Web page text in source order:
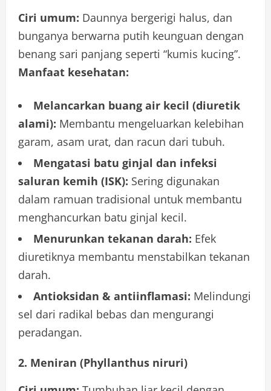
Ciri umum: Daunnya bergerigi halus, dan
bunganya berwarna putih keunguan dengan
benang sari panjang seperti “kumis kucing”.
Manfaat kesehatan:
Melancarkan buang air kecil (diuretik
alami): Membantu mengeluarkan kelebihan
garam, asam urat, dan racun dari tubuh.
Mengatasi batu ginjal dan infeksi
saluran kemih (ISK): Sering digunakan
dalam ramuan tradisional untuk membantu
menghancurkan batu ginjal kecil.
Menurunkan tekanan darah: Efek
diuretiknya membantu menstabilkan tekanan
darah.
Antioksidan & antiinflamasi: Melindungi
sel dari radikal bebas dan mengurangi
peradangan.
2. Meniran (Phyllanthus niruri)